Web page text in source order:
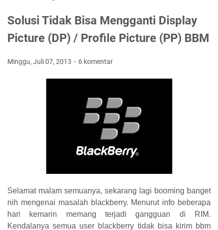
Solusi Tidak Bisa Mengganti Display
Picture (DP) / Profile Picture (PP) BBM
Minggu, Juli 07, 2013 6 komentar
Selamat malam semuanya, sekarang lagi booming banget
nih mengenai masalah blackberry. Menurut info beberapa
hari kemarin memang terjadi gangguan di RIM.
Kendalanya semua user blackberry tidak bisa kirim bbm